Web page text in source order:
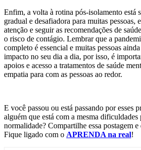
Enfim, a volta à rotina pós-isolamento está
gradual e desafiadora para muitas pessoas,
atenção e seguir as recomendações de
o risco de contágio. Lembrar que a
completo é essencial e muitas pessoas
impacto no seu dia a dia, por isso, é
apoios e acesso a tratamentos de saúde
empatia para com as pessoas ao redor.
E você passou ou está passando por esses
alguém que está com a mesma dificuldades
normalidade? Compartilhe essa postagem
Fique ligado com o APRENDA na real!